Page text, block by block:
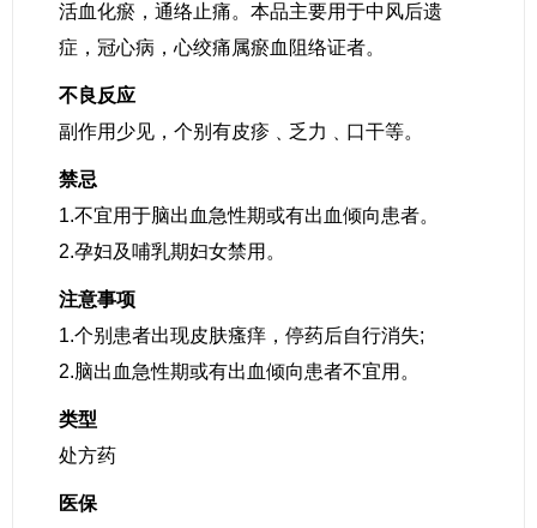
活血化瘀，通络止痛。本品主要用于中风后遗
症，冠心病，心绞痛属瘀血阻络证者。
不良反应
副作用少见，个别有皮疹﹑乏力﹑口干等。
禁忌
1.不宜用于脑出血急性期或有出血倾向患者。
2.孕妇及哺乳期妇女禁用。
注意事项
1.个别患者出现皮肤瘙痒，停药后自行消失;
2.脑出血急性期或有出血倾向患者不宜用。
类型
处方药
医保